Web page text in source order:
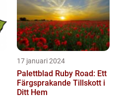
17 januari 2024
Palettblad Ruby Road: Ett
Färgsprakande Tillskott i
Ditt Hem